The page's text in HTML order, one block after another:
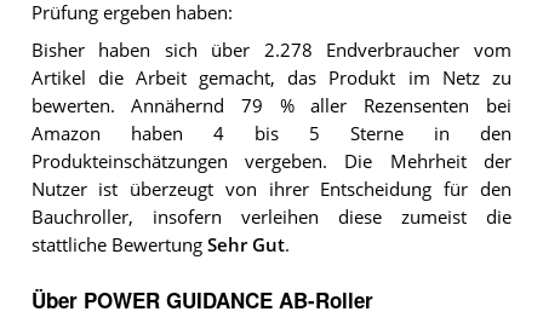
Prüfung ergeben haben:
Bisher haben sich über 2.278 Endverbraucher vom
Artikel die Arbeit gemacht, das Produkt im Netz zu
bewerten. Annähernd 79 % aller Rezensenten bei
Amazon haben 4 bis 5 Sterne in den
Produkteinschätzungen vergeben. Die Mehrheit der
Nutzer ist überzeugt von ihrer Entscheidung für den
Bauchroller, insofern verleihen diese zumeist die
stattliche Bewertung Sehr Gut.
Über POWER GUIDANCE AB-Roller